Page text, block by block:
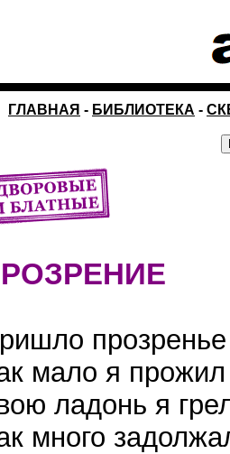
ГЛАВНАЯ - БИБЛИОТЕКА -
мало я
ладонь я
много